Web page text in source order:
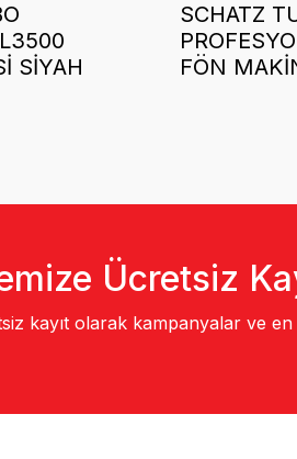
SİYAH
SCHATZ
FÖN
Ücretsiz
kayıt olarak kampanyalar ve